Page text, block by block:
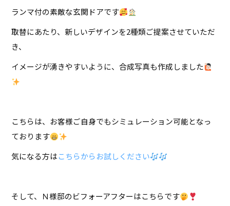
ランマ付の素敵な玄関ドアです
取替にあたり、新しいデザインを2種類ご提案させていただ
き、
イメージが湧きやすいように、合成写真も作成しました
こちらは、お客様ご自身でもシミュレーション可能となっ
ております
気になる方はこちらからお試しください
そして、Ｎ様邸のビフォーアフターはこちらです